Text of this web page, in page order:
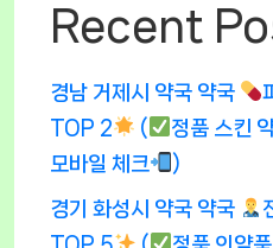
Recent
경남 거제시 약국 약국
TOP 2
( 정품 스킨
모바일 체크
)
경기 화성시 약국 약국